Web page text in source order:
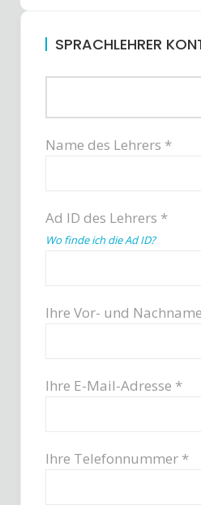
SPRACHLEHRER
Name des Lehrers *
Ad ID des Lehrers *
Wo finde ich die Ad ID?
Ihre Vor- und
Ihre E-Mail-Adresse *
Ihre Telefonnummer *